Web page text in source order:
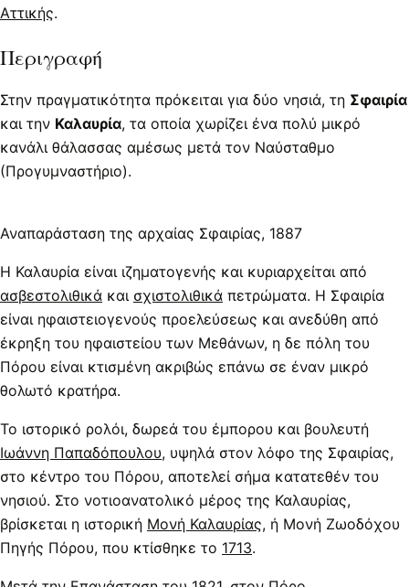
Αττικής.
Περιγραφή
Στην πραγματικότητα πρόκειται για δύο νησιά, τη Σφαιρία
και την Καλαυρία, τα οποία χωρίζει ένα πολύ μικρό
κανάλι θάλασσας αμέσως μετά τον Ναύσταθμο
(Προγυμναστήριο).
Αναπαράσταση της αρχαίας Σφαιρίας, 1887
Η Καλαυρία είναι ιζηματογενής και κυριαρχείται από
ασβεστολιθικά και σχιστολιθικά πετρώματα. Η Σφαιρία
είναι ηφαιστειογενούς προελεύσεως και ανεδύθη από
έκρηξη του ηφαιστείου των Μεθάνων, η δε πόλη του
Πόρου είναι κτισμένη ακριβώς επάνω σε έναν μικρό
θολωτό κρατήρα.
Το ιστορικό ρολόι, δωρεά του έμπορου και βουλευτή
Ιωάννη Παπαδόπουλου, υψηλά στον λόφο της Σφαιρίας,
στο κέντρο του Πόρου, αποτελεί σήμα κατατεθέν του
νησιού. Στο νοτιοανατολικό μέρος της Καλαυρίας,
βρίσκεται η ιστορική Μονή Καλαυρίας, ή Μονή Ζωοδόχου
Πηγής Πόρου, που κτίσθηκε το 1713.